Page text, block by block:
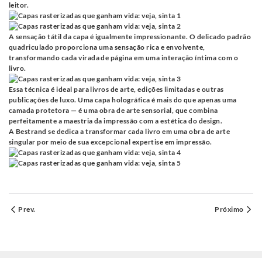
leitor.
A sensação tátil da capa é igualmente impressionante. O delicado padrão
quadriculado proporciona uma sensação rica e envolvente,
transformando cada virada de página em uma interação íntima com o
livro.
Essa técnica é ideal para livros de arte, edições limitadas e outras
publicações de luxo. Uma capa holográfica é mais do que apenas uma
camada protetora — é uma obra de arte sensorial, que combina
perfeitamente a maestria da impressão com a estética do design.
A Bestrand se dedica a transformar cada livro em uma obra de arte
singular por meio de sua excepcional expertise em impressão.
Prev. Próximo